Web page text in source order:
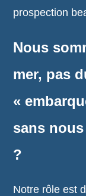
prospection
Nous
mer, pas
«
sans
?
Notre rôle est